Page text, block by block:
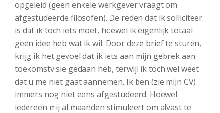
opgeleid (geen enkele werkgever vraagt om
afgestudeerde filosofen). De reden dat ik solliciteer
is dat ik toch iets moet, hoewel ik eigenlijk totaal
geen idee heb wat ik wil. Door deze brief te sturen,
krijg ik het gevoel dat ik iets aan mijn gebrek aan
toekomstvisie gedaan heb, terwijl ik toch wel weet
dat u me niet gaat aannemen. Ik ben (zie mijn CV)
immers nog niet eens afgestudeerd. Hoewel
iedereen mij al maanden stimuleert om alvast te